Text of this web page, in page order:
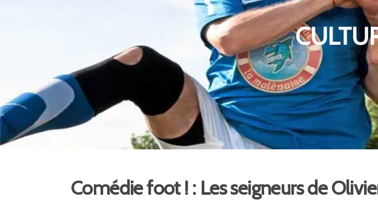
Comédie foot ! : Les seigneurs de